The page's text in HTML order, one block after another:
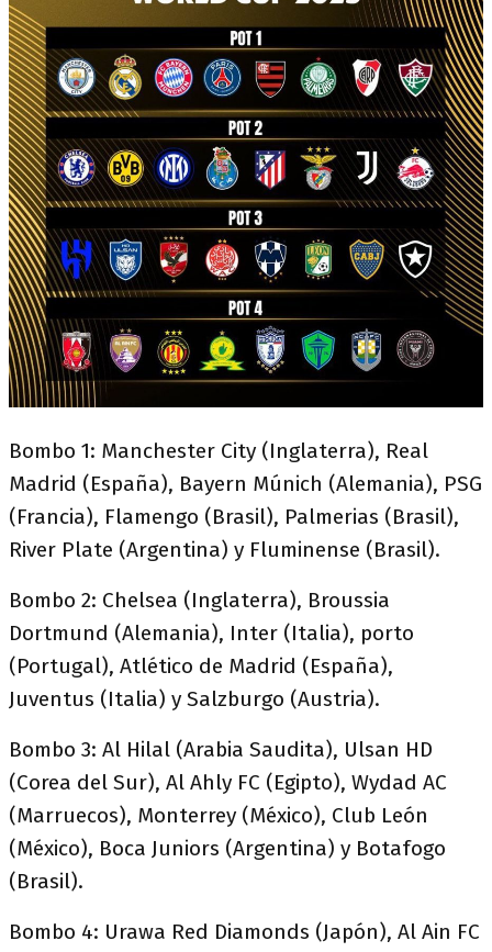
Bombo 1: Manchester City (Inglaterra), Real
Madrid (España), Bayern Múnich (Alemania), PSG
(Francia), Flamengo (Brasil), Palmerias (Brasil),
River Plate (Argentina) y Fluminense (Brasil).
Bombo 2: Chelsea (Inglaterra), Broussia
Dortmund (Alemania), Inter (Italia), porto
(Portugal), Atlético de Madrid (España),
Juventus (Italia) y Salzburgo (Austria).
Bombo 3: Al Hilal (Arabia Saudita), Ulsan HD
(Corea del Sur), Al Ahly FC (Egipto), Wydad AC
(Marruecos), Monterrey (México), Club León
(México), Boca Juniors (Argentina) y Botafogo
(Brasil).
Bombo 4: Urawa Red Diamonds (Japón), Al Ain FC